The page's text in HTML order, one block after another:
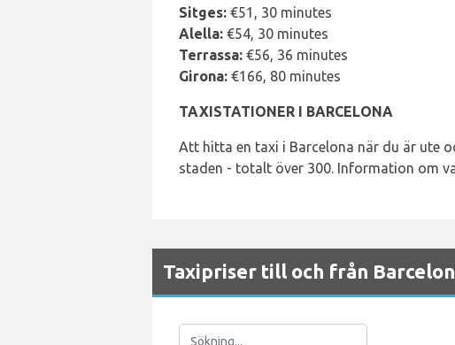
Sitges: €51, 30 minutes
Alella: €54, 30 minutes
Terrassa: €56, 36 minutes
Girona: €166, 80 minutes
TAXISTATIONER I BARCELONA
Att hitta en taxi i Barcelona när du är ute
staden - totalt över 300. Information om
Taxipriser till och från